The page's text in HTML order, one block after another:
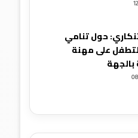
حول تنامي
على مهنة